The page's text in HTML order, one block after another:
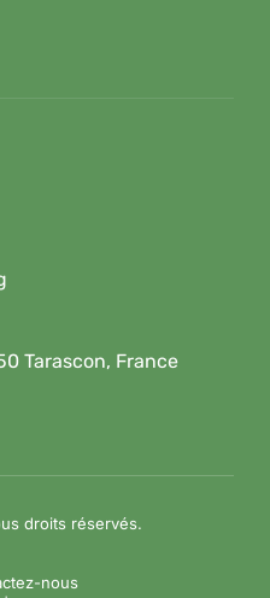
Tarascon, France
droits réservés.
nous